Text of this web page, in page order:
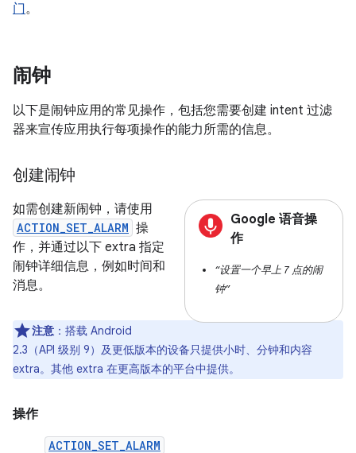
门。
闹钟
以下是闹钟应用的常见操作，包括您需要创建 intent 过滤
器来宣传应用执行每项操作的能力所需的信息。
创建闹钟
Google 语音操
作
“设置一个早上 7 点的闹
钟”
如需创建新闹钟，请使用
ACTION_SET_ALARM 操
作，并通过以下 extra 指定
闹钟详细信息，例如时间和
消息。
注意 ：搭载 Android
2.3（API 级别 9）及更低版本的设备只提供小时、分钟和内容
extra。其他 extra 在更高版本的平台中提供。
操作
ACTION_SET_ALARM